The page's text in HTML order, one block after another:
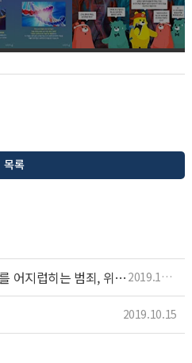
목록
[카드뉴스] 나라를 어지럽히는 범죄, 위조지폐 2019.11.14
2019.10.15